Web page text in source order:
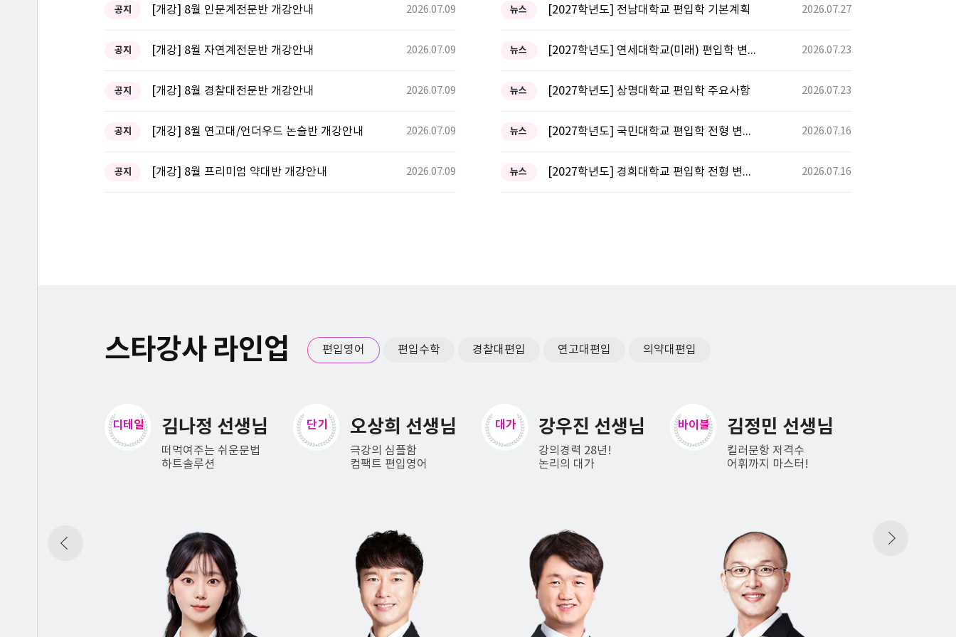
공지 [개강] 8월 인문계전문반 개강안내 2026.07.09
공지 [개강] 8월 자연계전문반 개강안내 2026.07.09
공지 [개강] 8월 경찰대전문반 개강안내 2026.07.09
공지 [개강] 8월 연고대/언더우드 논술반 개강안내 2026.07.09
공지 [개강] 8월 프리미엄 약대반 개강안내 2026.07.09
뉴스 [2027학년도] 전남대학교 편입학 기본계획 2026.07.27
뉴스 [2027학년도] 연세대학교(미래) 편입학 변경사항 2026.07.23
뉴스 [2027학년도] 상명대학교 편입학 주요사항 2026.07.23
뉴스 [2027학년도] 국민대학교 편입학 전형 변경사항 2026.07.16
뉴스 [2027학년도] 경희대학교 편입학 전형 변경사항 2026.07.16
스타강사 라인업 편입영어 편입수학 경찰대편입 연고대편입 의약대편입
단기 오상희 선생님
극강의 심플함
컴팩트 편입영어
대가 강우진 선생님
강의경력 28년!
논리의 대가
바이블 김정민 선생님
킬러문항 저격수
어휘까지 마스터!
스킬 호은경 선생님
득점이 따라오는
시그니처 편입독해